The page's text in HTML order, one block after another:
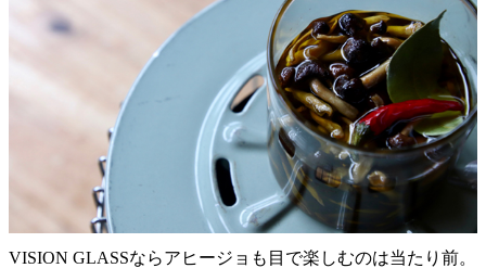
VISION GLASSならアヒージョも目で楽しむのは当たり前。